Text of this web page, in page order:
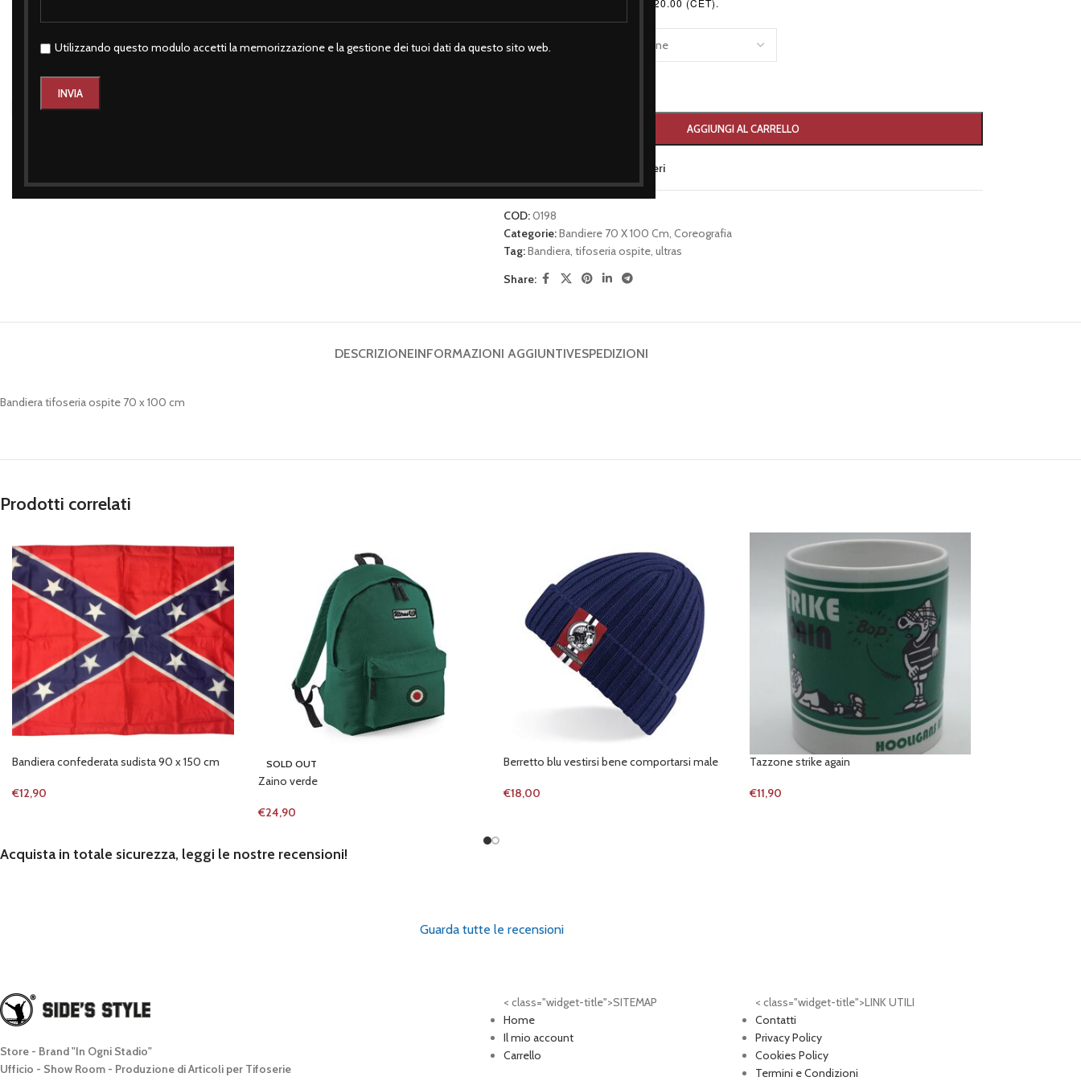
Utilizzando questo modulo accetti la memorizzazione e la gestione dei tuoi dati da questo sito web.
Click to enlarge
Sabato 9.00 - 13.00 / 17.30 - 20.00 (CET).
TAGLIA
AGGIUNGI AL CARRELLO
Aggiungi alla lista dei desideri
COD:0198
Categorie:Bandiere 70 X 100 Cm, Coreografia
Tag:Bandiera, tifoseria ospite, ultras
Share:
DESCRIZIONEINFORMAZIONI AGGIUNTIVESPEDIZIONI
Bandiera tifoseria ospite 70 x 100 cm
Prodotti correlati
Bandiera confederata sudista 90 x 150 cm
€12,90
SOLD OUT
Zaino verde
€24,90
Berretto blu vestirsi bene comportarsi male
€18,00
Tazzone strike again
€11,90
Acquista in totale sicurezza, leggi le nostre recensioni!
Guarda tutte le recensioni
Store - Brand "In Ogni Stadio"
Ufficio - Show Room - Produzione di Articoli per Tifoserie
< class="widget-title">SITEMAP
Home
Il mio account
Carrello
< class="widget-title">LINK UTILI
Contatti
Privacy Policy
Cookies Policy
Termini e Condizioni